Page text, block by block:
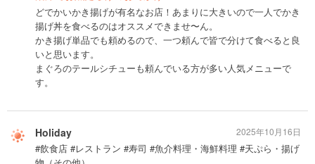
どでかいかき揚げが有名なお店！あまりに大きいので一人でかき
揚げ丼を食べるのはオススメできませ〜ん。
かき揚げ単品でも頼めるので、一つ頼んで皆で分けて食べると良
いと思います。
まぐろのテールシチューも頼んでいる方が多い人気メニューで
す。
Holiday
#飲食店 #レストラン #寿司 #魚介料理・海鮮料理 #天ぷら・揚げ
2025年10月16日